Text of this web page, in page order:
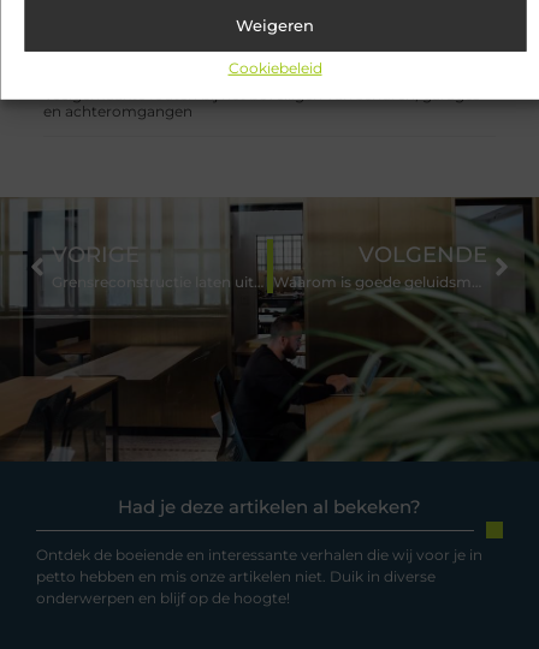
Weigeren
Cookiebeleid
Fysiotherapie Haarlem: gericht werken aan herstel en beter
bewegen
Veelgemaakte fouten bij het beveiligen van schuren, garages
en achteromgangen
Had je deze artikelen al bekeken?
Ontdek de boeiende en interessante verhalen die wij voor je in
petto hebben en mis onze artikelen niet. Duik in diverse
onderwerpen en blijf op de hoogte!
VORIGE
Grensreconstructie laten uitvoeren
VOLGENDE
Waarom is goede geluidsmeting zo belangrijk?